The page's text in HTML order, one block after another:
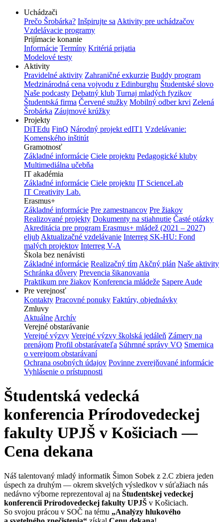
Uchádzači
Prečo Šrobárka? Inšpirujte sa Aktivity pre uchádzačov
Vzdelávacie programy
Prijímacie konanie
Informácie Termíny Kritériá prijatia
Modelové testy
Aktivity
Pravidelné aktivity Zahraničné exkurzie Buddy program
Medzinárodná cena vojvodu z Edinburghu Študentské slovo
Naše podcasty Debatný klub Turnaj mladých fyzikov
Študentská firma Červené stužky Mobilný odber krvi Zelená
Šrobárka Záujmové krúžky
Projekty
DiTEdu FinQ Národný projekt edIT1 Vzdelávanie:
Komenského inštitút
Gramotnosť
Základné informácie Ciele projektu Pedagogické kluby
Multimediálna učebňa
IT akadémia
Základné informácie Ciele projektu IT ScienceLab
IT Creativity Lab.
Erasmus+
Základné informácie Pre zamestnancov Pre žiakov
Realizované projekty Dokumenty na stiahnutie Časté otázky
Akreditácia pre program Erasmus+ mládež (2021 – 2027)
eljub Aktualizačné vzdelávanie Interreg SK-HU: Fond
malých projektov Interreg V-A
Škola bez nenávisti
Základné informácie Realizačný tím Akčný plán Naše aktivity
Schránka dôvery Prevencia šikanovania
Praktikum pre žiakov Konferencia mládeže Sapere Aude
Pre verejnosť
Kontakty Pracovné ponuky Faktúry, objednávky
Zmluvy
Aktuálne Archív
Verejné obstarávanie
Verejné výzvy Verejné výzvy školská jedáleň Zámery na
prenájom Profil obstarávateľa Súhrnné správy VO Smernica
o verejnom obstarávaní
Ochrana osobných údajov Povinne zverejňované informácie
Vyhlásenie o prístupnosti
Študentská vedecká
konferencia Prírodovedeckej
fakulty UPJŠ v Košiciach —
Cena dekana
Náš talentovaný mladý informatik Šimon Sobek z 2.C zbiera jeden
úspech za druhým — okrem skvelých výsledkov v súťažiach nás
nedávno výborne reprezentoval aj na Študentskej vedeckej
konferencii Prírodovedeckej fakulty UPJŠ v Košiciach.
So svojou prácou v SOČ na tému „Analýzy hlukového